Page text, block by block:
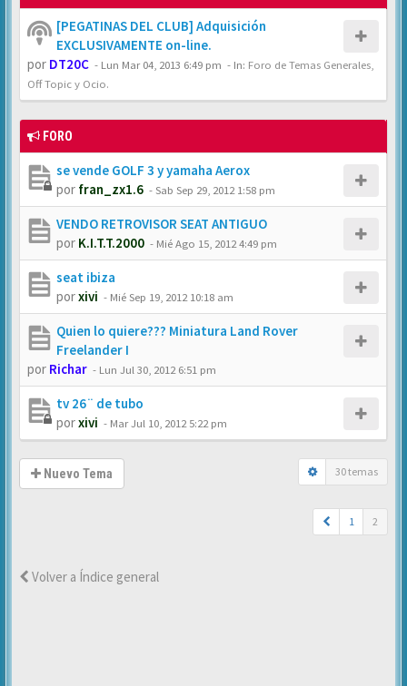
[PEGATINAS DEL CLUB] Adquisición
EXCLUSIVAMENTE on-line.
por DT20C - Lun Mar 04, 2013 6:49 pm - In: Foro de Temas Generales,
Off Topic y Ocio.
FORO
se vende GOLF 3 y yamaha Aerox
por fran_zx1.6 -Sab Sep 29, 2012 1:58 pm
VENDO RETROVISOR SEAT ANTIGUO
por K.I.T.T.2000 - Mié Ago 15, 2012 4:49 pm
seat ibiza
porxivi - Mié Sep 19, 2012 10:18 am
Quien lo quiere??? Miniatura Land Rover
Freelander I
por Richar - Lun Jul 30, 2012 6:51 pm
tv 26¨ de tubo
porxivi - Mar Jul 10, 2012 5:22 pm
Nuevo Tema 30 temas
1 2
Volver a Índice general